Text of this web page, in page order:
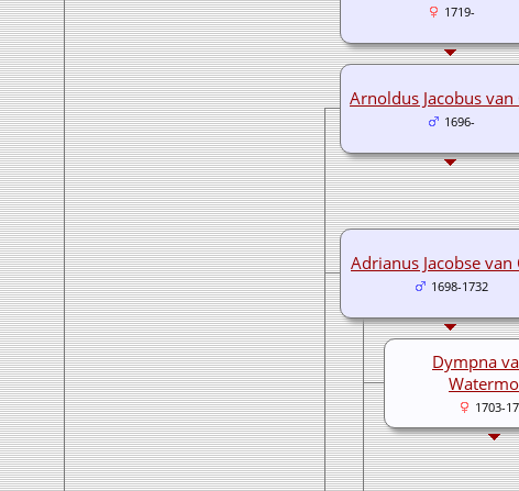
1719-
Arnoldus Jacobus van
1696-
Adrianus Jacobse van
1698-1732
Dympna
1703-